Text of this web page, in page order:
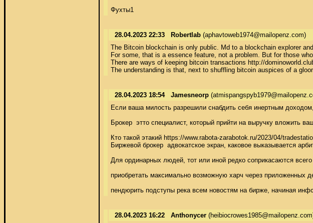
Фухты1
28.04.2023 22:33 Robertlab (aphavtoweb1974@mailopenz.com)
The Bitcoin blockchain is only public. Md to a blockchain explorer
For some, that is a essence feature, not a problem. But for those
There are ways of keeping bitcoin transactions http://
The understanding is that, next to shuffling bitcoin auspices of a
28.04.2023 18:54 Jamesneorp
Если ваша милость разрешили снабдить себя инертным
Брокер  этто специалист, который прийти на выручку вложить
Кто такой этакий https://www.rabota-zarabotok.ru/2023/04/
Биржевой брокер  адвокатское экран, каковое выказывается
Для ординарных людей, тот или иной редко соприкасаются
приобретать максимально возможную харч через приложенных
пендюрить подступы река всем новостям на бирже, начиная
28.04.2023 16:22 Anthonycer